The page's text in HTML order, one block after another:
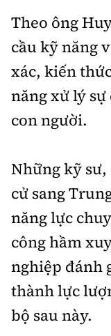
Theo ông
cầu kỹ năng
xác, kiến
năng xử lý
con người.
Những kỹ sư,
cử sang
năng lực
công hầm
nghiệp đánh
thành lực
bộ sau này.